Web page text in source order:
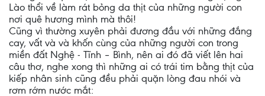
Lào thổi về làm rát bỏng da thịt của những người con
nơi quê hương mình mà thôi!
Cũng vì thường xuyên phải đương đầu với những đắng
cay, vất và và khốn cùng của những người con trong
miền đất Nghệ - Tĩnh – Bình, nên ai đó đã viết lên hai
câu thơ, nghe xong thì những ai có trái tim bằng thịt của
kiếp nhân sinh cũng đều phải quặn lòng đau nhói và
rơm rớm nước mắt: